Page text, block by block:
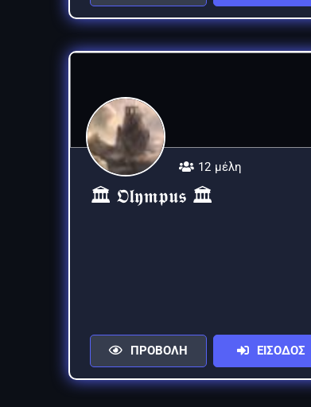
12 μέλη
🏛 𝕺𝖑𝖞𝖒𝖕𝖚𝖘 🏛
ΠΡΟΒΟΛΗ ΕΙΣΟΔΟΣ